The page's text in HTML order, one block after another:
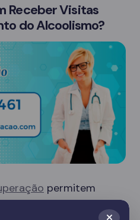
Receber Visitas
do Alcoolismo?
permitem
dias específicos, o que